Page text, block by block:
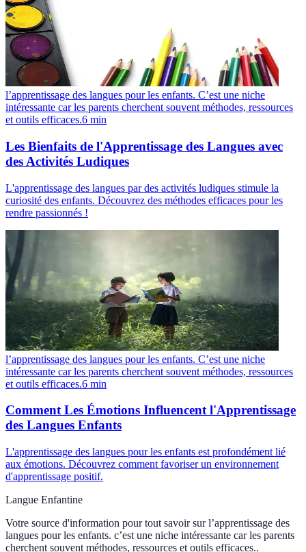
l’apprentissage des langues pour les enfants. C’est une niche
intéressante car les parents cherchent souvent méthodes, ressources
et outils efficaces.6 min
Les Bienfaits de l'Apprentissage des Langues avec
des Activités Ludiques
L'apprentissage des langues par des activités ludiques stimule la
curiosité des enfants. Découvrez des méthodes efficaces pour les
rendre passionnés !
l’apprentissage des langues pour les enfants. C’est une niche
intéressante car les parents cherchent souvent méthodes, ressources
et outils efficaces.6 min
Comment Les Émotions Influencent l'Apprentissage
des Langues Enfants
L'apprentissage des langues pour les enfants est profondément lié
aux émotions. Découvrez comment favoriser un environnement
d'apprentissage positif.
Langue Enfantine
Votre source d'information pour tout savoir sur l’apprentissage des
langues pour les enfants. c’est une niche intéressante car les parents
cherchent souvent méthodes, ressources et outils efficaces..